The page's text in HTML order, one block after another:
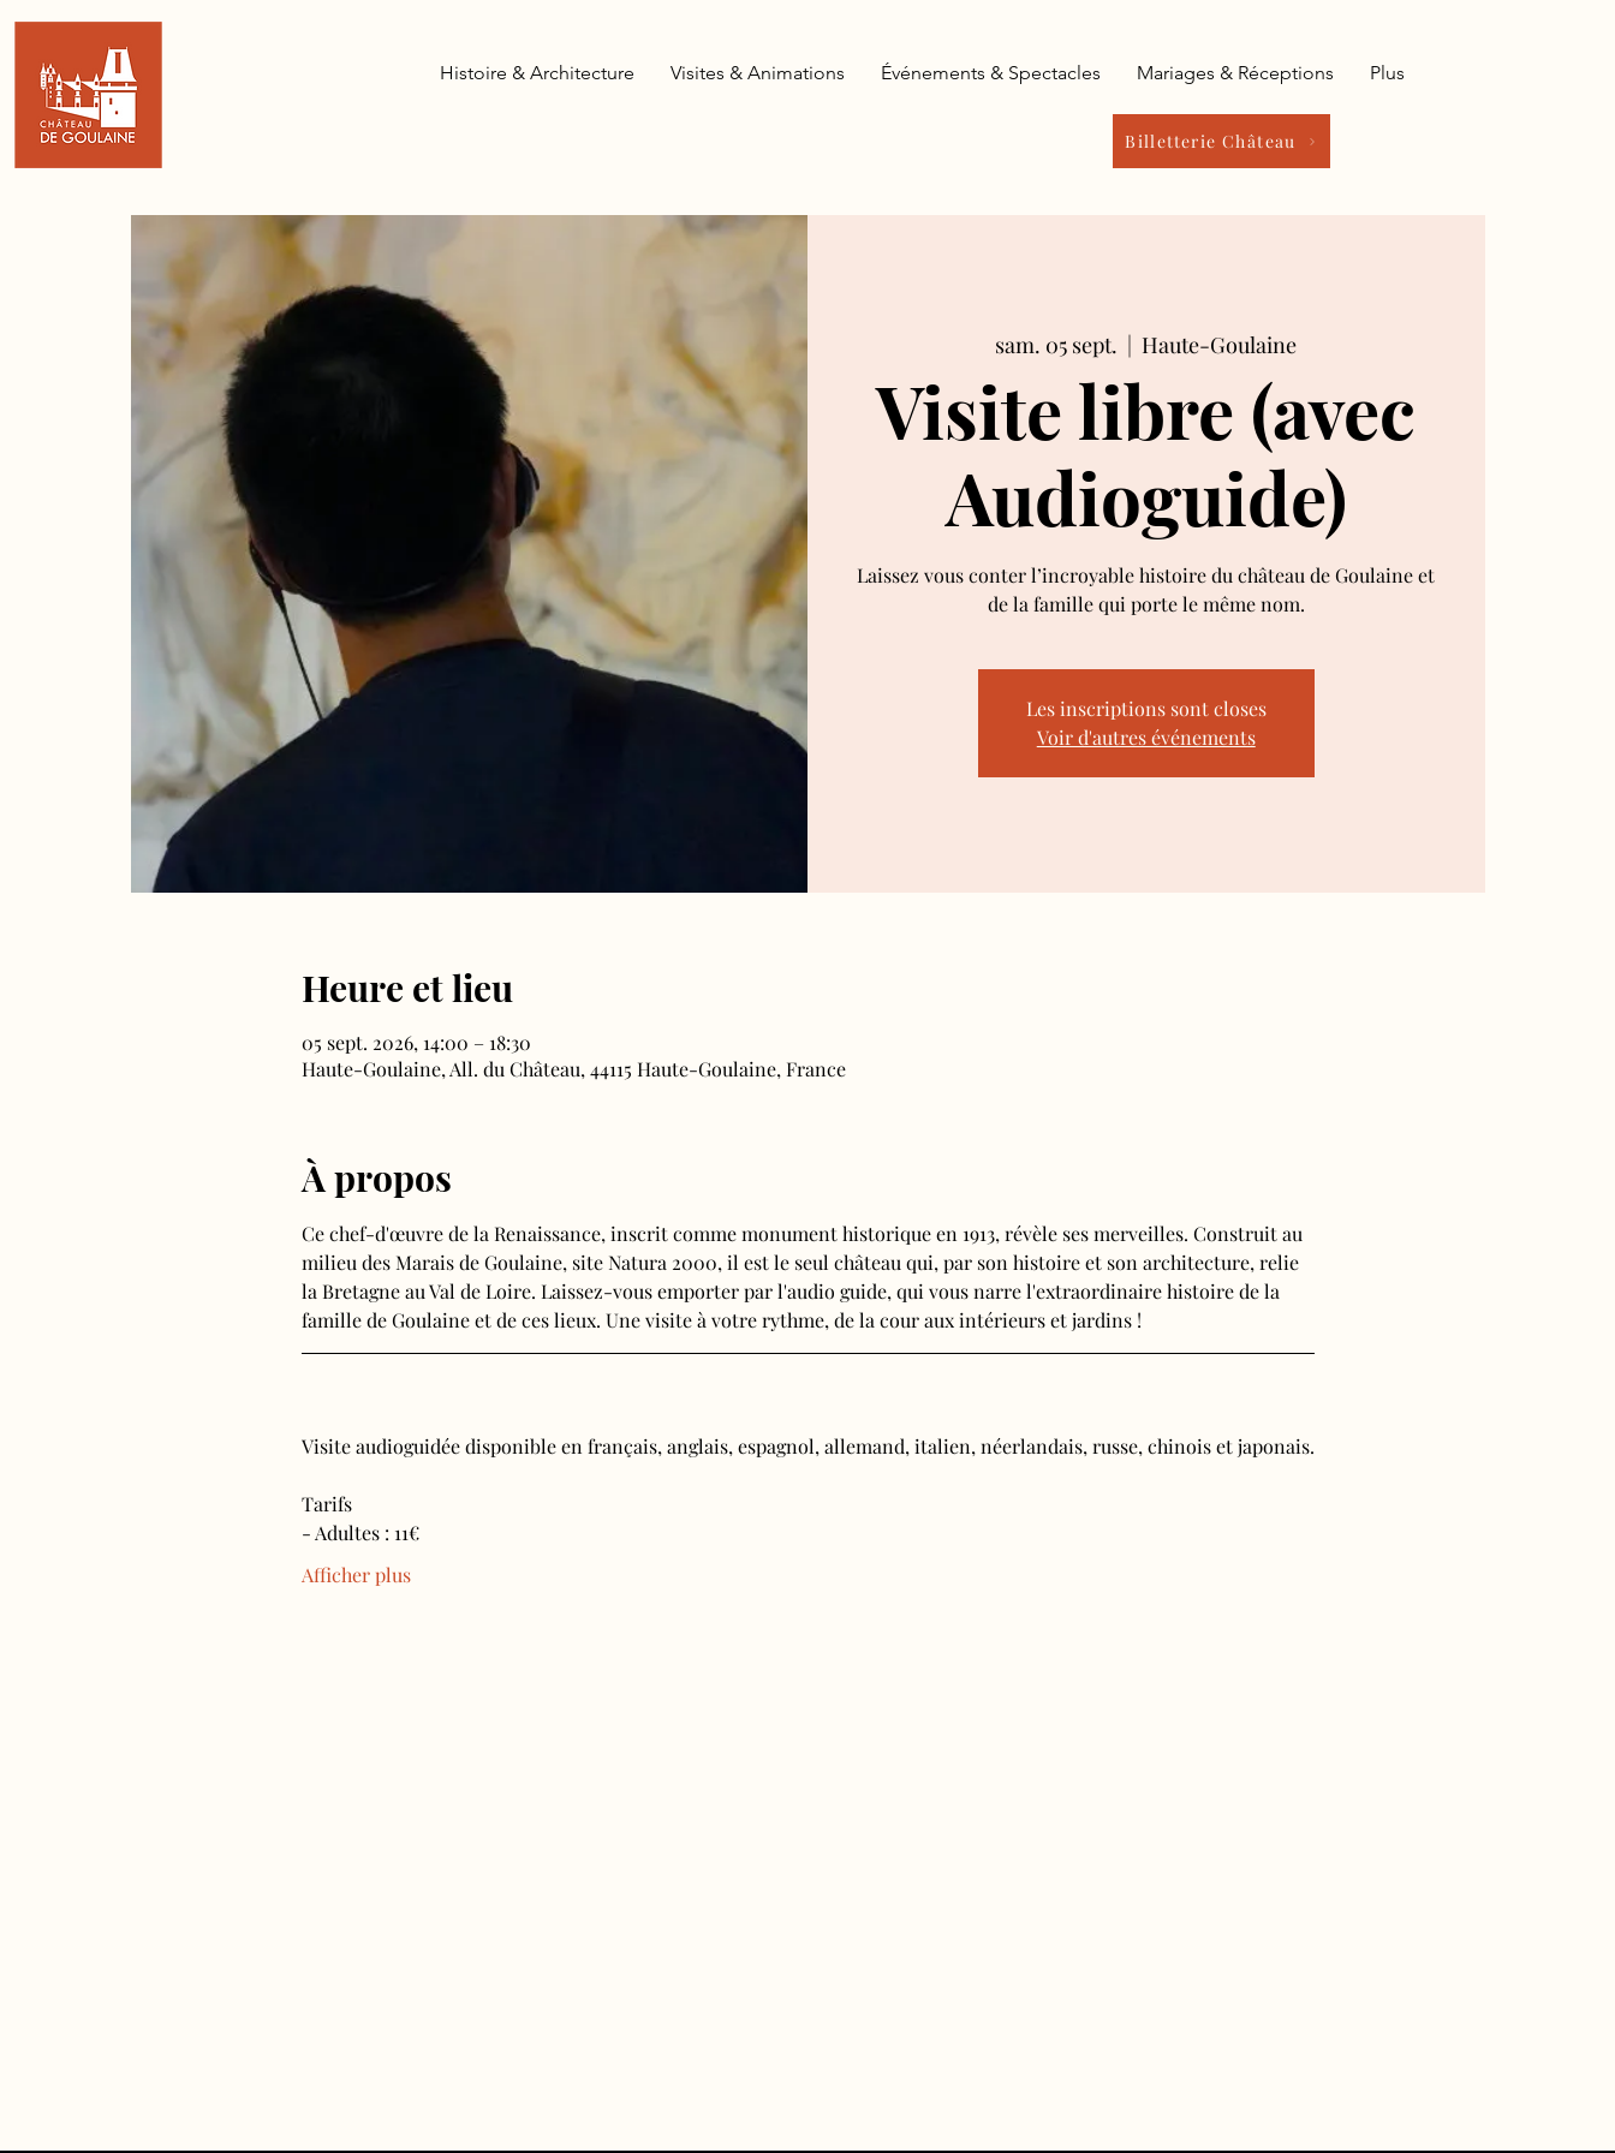
Billetterie Château
Histoire & Architecture Visites & Animations Événements & Spectacles Mariages & Réceptions Plus
sam. 05 sept.
  |
Haute-Goulaine
Visite libre (avec
Audioguide)
Laissez vous conter l’incroyable histoire du château de Goulaine et
de la famille qui porte le même nom.
Les inscriptions sont closes
Voir d'autres événements
Heure et lieu
05 sept. 2026, 14:00 – 18:30
Haute-Goulaine, All. du Château, 44115 Haute-Goulaine, France
À propos
Ce chef-d'œuvre de la Renaissance, inscrit comme monument historique en 1913, révèle ses merveilles. Construit au
milieu des Marais de Goulaine, site Natura 2000, il est le seul château qui, par son histoire et son architecture, relie
la Bretagne au Val de Loire. Laissez-vous emporter par l'audio guide, qui vous narre l'extraordinaire histoire de la
famille de Goulaine et de ces lieux. Une visite à votre rythme, de la cour aux intérieurs et jardins !
Visite audioguidée disponible en français, anglais, espagnol, allemand, italien, néerlandais, russe, chinois et japonais.
Tarifs
- Adultes : 11€
Afficher plus